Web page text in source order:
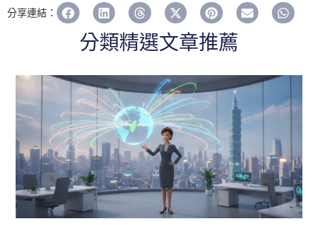
分享連結：
分類精選文章推薦